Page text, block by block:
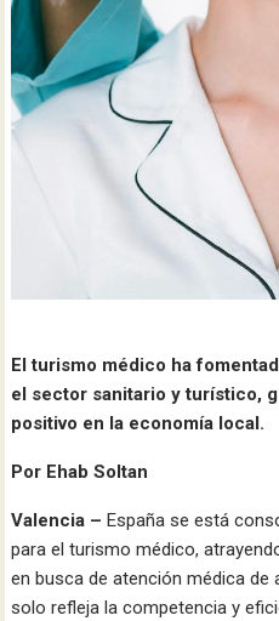
El turismo médico ha
el sector sanitario y turístico,
positivo en la economía local.
Por Ehab Soltan
Valencia – España se está
para el turismo médico,
en busca de atención médica de
solo refleja la competencia y